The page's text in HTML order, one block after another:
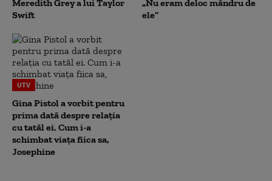
Meredith Grey a lui Taylor
Swift
„Nu eram deloc mândru de
ele”
UTV
Gina Pistol a vorbit pentru
prima dată despre relația
cu tatăl ei. Cum i-a
schimbat viața fiica sa,
Josephine